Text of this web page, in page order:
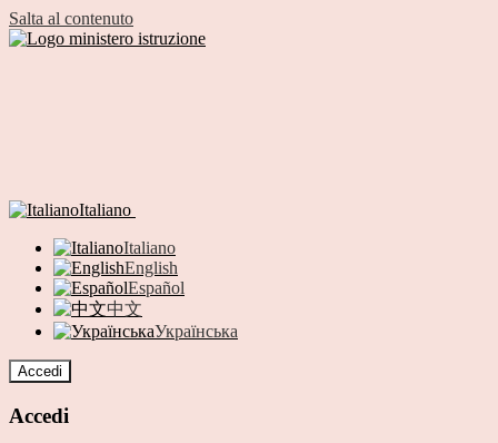
Salta al contenuto
Italiano
Italiano
English
Español
中文
Українська
Accedi
Accedi